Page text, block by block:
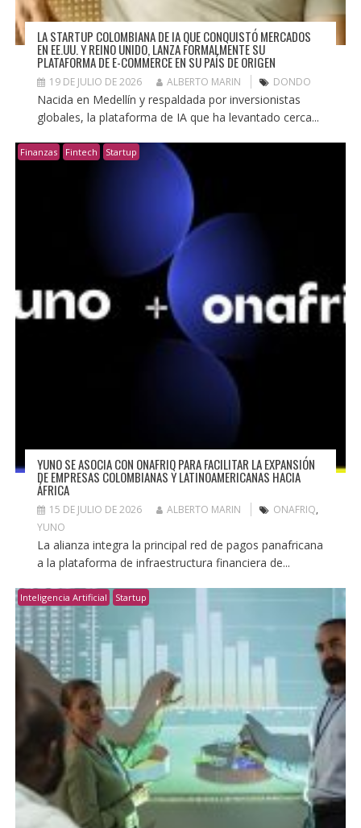
LA STARTUP COLOMBIANA DE IA QUE CONQUISTÓ MERCADOS
EN EE.UU. Y REINO UNIDO, LANZA FORMALMENTE SU
PLATAFORMA DE E-COMMERCE EN SU PAÍS DE ORIGEN
19 DE JULIO DE 2026 ALBERTO MARIN DONDO
Nacida en Medellín y respaldada por inversionistas
globales, la plataforma de IA que ha levantado cerca...
Finanzas Fintech Startup
YUNO SE ASOCIA CON ONAFRIQ PARA FACILITAR LA EXPANSIÓN
DE EMPRESAS COLOMBIANAS Y LATINOAMERICANAS HACIA
ÁFRICA
15 DE JULIO DE 2026 ALBERTO MARIN ONAFRIQ,
YUNO
La alianza integra la principal red de pagos panafricana
a la plataforma de infraestructura financiera de...
Inteligencia Artificial Startup